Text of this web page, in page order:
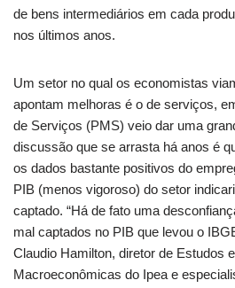
de bens intermediários em cada
nos últimos anos.
Um setor no qual os economistas
apontam melhoras é o de serviços,
de Serviços (PMS) veio dar uma
discussão que se arrasta há anos é
os dados bastante positivos do
PIB (menos vigoroso) do setor
captado. “Há de fato uma
mal captados no PIB que levou o
Claudio Hamilton, diretor de Estudos
Macroeconômicas do Ipea e